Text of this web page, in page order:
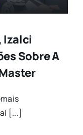
Izalci
Sobre A
[...]